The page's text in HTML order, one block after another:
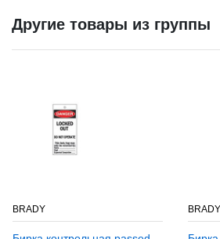
Другие товары из группы
BRADY BRADY